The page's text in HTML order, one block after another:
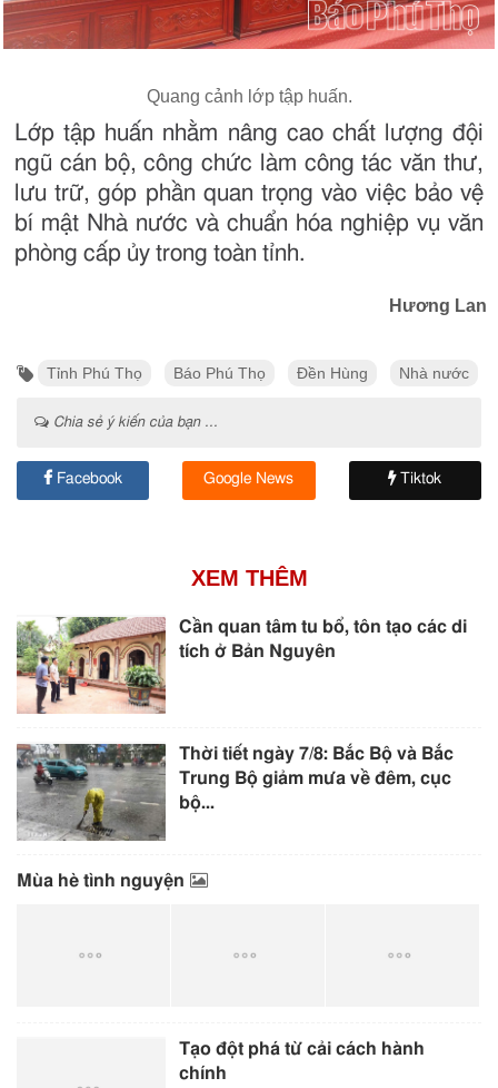
Quang cảnh lớp tập huấn.
Lớp tập huấn nhằm nâng cao chất lượng đội
ngũ cán bộ, công chức làm công tác văn thư,
lưu trữ, góp phần quan trọng vào việc bảo vệ
bí mật Nhà nước và chuẩn hóa nghiệp vụ văn
phòng cấp ủy trong toàn tỉnh.
Hương Lan
Tỉnh Phú Thọ Báo Phú Thọ Đền Hùng Nhà nước
Chia sẻ ý kiến của bạn ...
Facebook Google News Tiktok
XEM THÊM
Cần quan tâm tu bổ, tôn tạo các di
tích ở Bản Nguyên
Thời tiết ngày 7/8: Bắc Bộ và Bắc
Trung Bộ giảm mưa về đêm, cục
bộ...
Mùa hè tình nguyện
Tạo đột phá từ cải cách hành
chính